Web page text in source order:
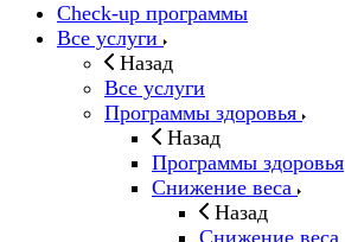
Check-up программы
Все услуги
Назад
Все услуги
Программы здоровья
Назад
Программы здоровья
Снижение веса
Назад
Снижение веса